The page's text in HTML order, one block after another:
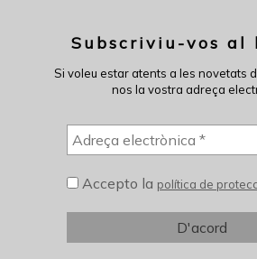
Subscriviu-vos
Si voleu estar atents a les novetats
nos la vostra adreça
Accepto la política de